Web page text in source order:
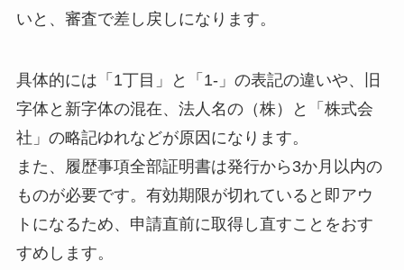
いと、審査で差し戻しになります。
具体的には「1丁目」と「1-」の表記の違いや、旧
字体と新字体の混在、法人名の（株）と「株式会
社」の略記ゆれなどが原因になります。
また、履歴事項全部証明書は発行から3か月以内の
ものが必要です。有効期限が切れていると即アウ
トになるため、申請直前に取得し直すことをおす
すめします。